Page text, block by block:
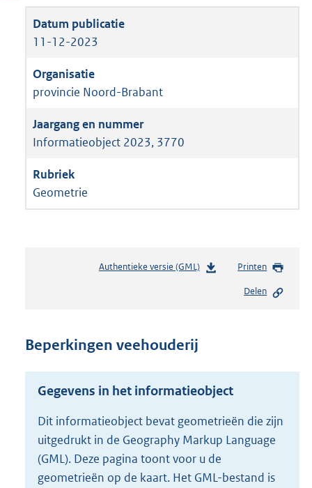
11-12-2023
provincie Noord-Brabant
Informatieobject 2023, 3770
Geometrie
Authentieke versie (GML)b
s
r
o
t
t
e
Printen
Delen
Beperkingen veehouderij
Gegevens in het informatieobject
Dit informatieobject bevat geometrieën die zijn
uitgedrukt in de Geography Markup Language
(GML). Deze pagina toont voor u de
geometrieën op de kaart. Het GML-bestand is